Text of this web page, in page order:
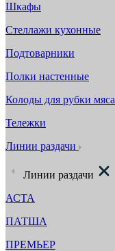
Шкафы
Стеллажи кухонные
Подтоварники
Полки настенные
Колоды для рубки мяса
Тележки
Линии раздачи
Линии раздачи
АСТА
ПАТША
ПРЕМЬЕР